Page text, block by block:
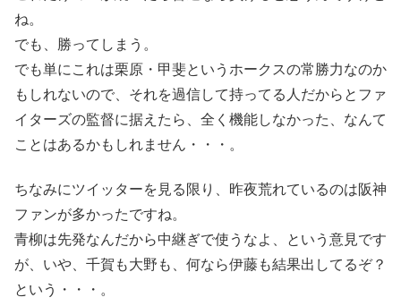
ね。
でも、勝ってしまう。
でも単にこれは栗原・甲斐というホークスの常勝力なのか
もしれないので、それを過信して持ってる人だからとファ
イターズの監督に据えたら、全く機能しなかった、なんて
ことはあるかもしれません・・・。
ちなみにツイッターを見る限り、昨夜荒れているのは阪神
ファンが多かったですね。
青柳は先発なんだから中継ぎで使うなよ、という意見です
が、いや、千賀も大野も、何なら伊藤も結果出してるぞ？
という・・・。